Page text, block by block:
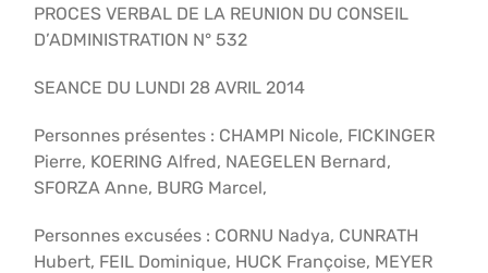
Actualités
Acquisitions et mécénat
Editions
Le MAMCS
Contact
PROCES VERBAL DE LA REUNION DU CONSEIL
D’ADMINISTRATION N° 532
SEANCE DU LUNDI 28 AVRIL 2014
Personnes présentes : CHAMPI Nicole, FICKINGER
Pierre, KOERING Alfred, NAEGELEN Bernard,
SFORZA Anne, BURG Marcel,
Personnes excusées : CORNU Nadya, CUNRATH
Hubert, FEIL Dominique, HUCK Françoise, MEYER